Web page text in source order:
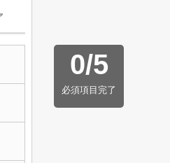
0/5
必須項目完了